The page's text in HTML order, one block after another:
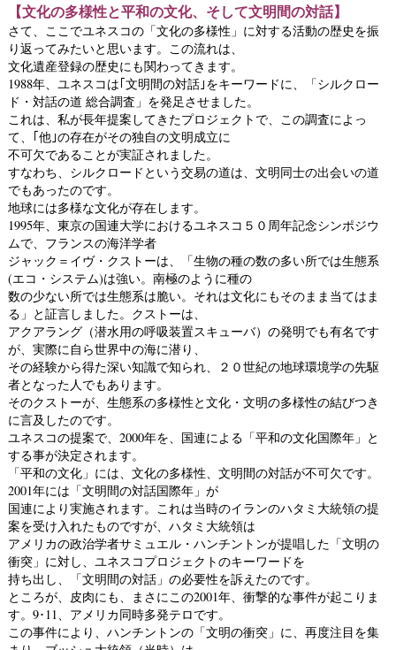
【文化の多様性と平和の文化、そして文明間の対話】
さて、ここでユネスコの「文化の多様性」に対する活動の歴史を振
り返ってみたいと思います。この流れは、
文化遺産登録の歴史にも関わってきます。
1988年、ユネスコは｢文明間の対話｣をキーワードに、「シルクロー
ド・対話の道 総合調査」を発足させました。
これは、私が長年提案してきたプロジェクトで、この調査によっ
て、｢他｣の存在がその独自の文明成立に
不可欠であることが実証されました。
すなわち、シルクロードという交易の道は、文明同士の出会いの道
でもあったのです。
地球には多様な文化が存在します。
1995年、東京の国連大学におけるユネスコ５０周年記念シンポジウ
ムで、フランスの海洋学者
ジャック＝イヴ・クストーは、「生物の種の数の多い所では生態系
(エコ・システム)は強い。南極のように種の
数の少ない所では生態系は脆い。それは文化にもそのまま当てはま
る」と証言しました。クストーは、
アクアラング（潜水用の呼吸装置スキューバ）の発明でも有名です
が、実際に自ら世界中の海に潜り、
その経験から得た深い知識で知られ、２０世紀の地球環境学の先駆
者となった人でもあります。
そのクストーが、生態系の多様性と文化・文明の多様性の結びつき
に言及したのです。
ユネスコの提案で、2000年を、国連による「平和の文化国際年」と
する事が決定されます。
「平和の文化」には、文化の多様性、文明間の対話が不可欠です。
2001年には「文明間の対話国際年」が
国連により実施されます。これは当時のイランのハタミ大統領の提
案を受け入れたものですが、ハタミ大統領は
アメリカの政治学者サミュエル・ハンチントンが提唱した「文明の
衝突」に対し、ユネスコプロジェクトのキーワードを
持ち出し、「文明間の対話」の必要性を訴えたのです。
ところが、皮肉にも、まさにこの2001年、衝撃的な事件が起こりま
す。9･11、アメリカ同時多発テロです。
この事件により、ハンチントンの「文明の衝突」に、再度注目を集